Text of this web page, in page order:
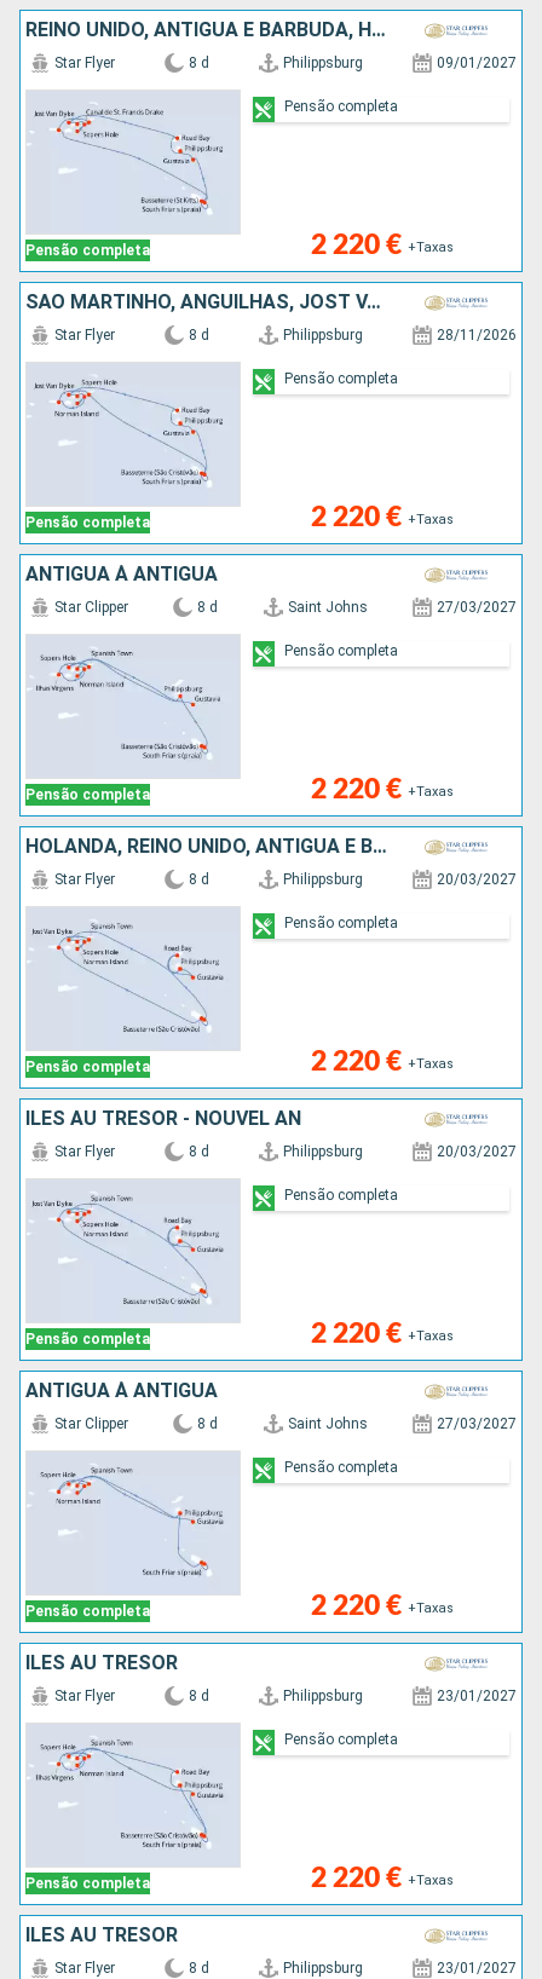
REINO UNIDO, ANTÍGUA E BARBUDA, HOLANDA
Pensão completa
Star Flyer 8 d Philippsburg 09/01/2027
2 220 € +Taxas
Pensão completa
SÃO MARTINHO, ANGUILHAS, JOST VAN DYKE, TORTOLA, NORMAN ISLAND, CANAL SIR FRANCIS DRAKE, ANTÍGUA E BARBUDA, VIRGIN GORDA, FRANÇA
Pensão completa
Star Flyer 8 d Philippsburg 28/11/2026
2 220 € +Taxas
Pensão completa
ANTIGUA À ANTIGUA
Pensão completa
Star Clipper 8 d Saint Johns 27/03/2027
2 220 € +Taxas
Pensão completa
HOLANDA, REINO UNIDO, ANTÍGUA E BARBUDA
Pensão completa
Star Flyer 8 d Philippsburg 20/03/2027
2 220 € +Taxas
Pensão completa
ÎLES AU TRÉSOR - NOUVEL AN
Pensão completa
Star Flyer 8 d Philippsburg 20/03/2027
2 220 € +Taxas
Pensão completa
ANTIGUA À ANTIGUA
Pensão completa
Star Clipper 8 d Saint Johns 27/03/2027
2 220 € +Taxas
Pensão completa
ÎLES AU TRÉSOR
Pensão completa
Star Flyer 8 d Philippsburg 23/01/2027
2 220 € +Taxas
Pensão completa
ÎLES AU TRÉSOR
Star Flyer 8 d Philippsburg 23/01/2027